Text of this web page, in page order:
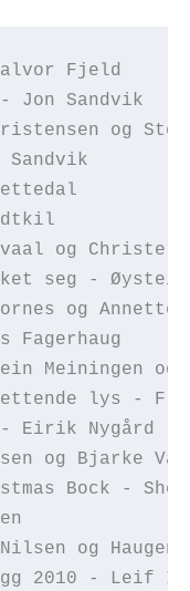
Fjeld
- Jon Sandvik
og
Sandvik
og Christer
seg -
og Annette
Fagerhaug
Meiningen og
lys -
- Eirik Nygård
og Bjarke
Bock -
og Haugen
2010 - Leif